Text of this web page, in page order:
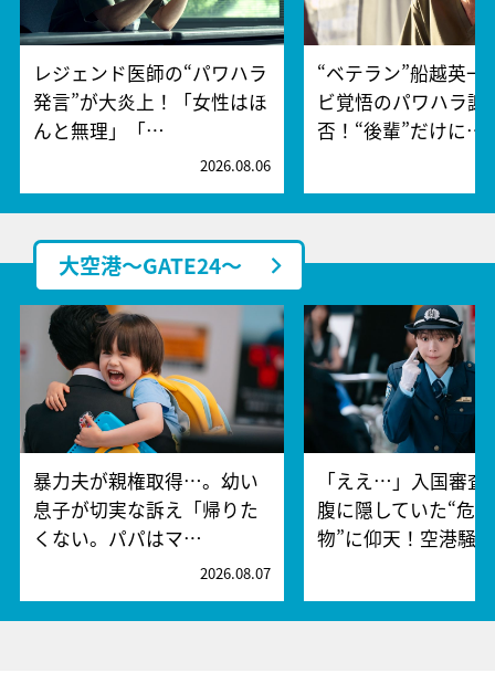
レジェンド医師の“パワハラ
発言”が大炎上！「女性はほ
んと無理」「…
2026.08.06
“ベテラン”船越英一
ビ覚悟のパワハラ謝
否！“後輩”だけに…
大空港～GATE24～
暴力夫が親権取得…。幼い
息子が切実な訴え「帰りた
くない。パパはマ…
2026.08.07
「ええ…」入国審査
腹に隠していた“危
物”に仰天！空港騒